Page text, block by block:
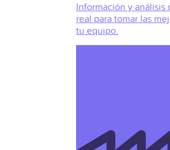
Información y análisis
real para tomar las
tu equipo.